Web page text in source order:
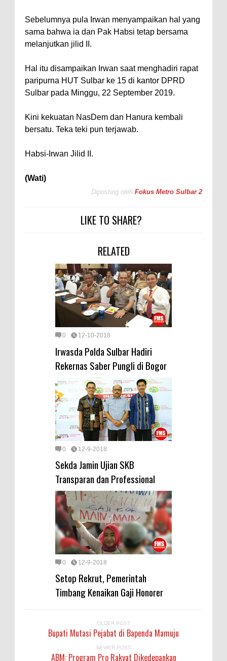
Sebelumnya pula Irwan menyampaikan hal yang
sama bahwa ia dan Pak Habsi tetap bersama
melanjutkan jilid II.
Hal itu disampaikan Irwan saat menghadiri rapat
paripurna HUT Sulbar ke 15 di kantor DPRD
Sulbar pada Minggu, 22 September 2019.
Kini kekuatan NasDem dan Hanura kembali
bersatu. Teka teki pun terjawab.
Habsi-Irwan Jilid II.
(Wati)
Diposting oleh Fokus Metro Sulbar 2
LIKE TO SHARE?
RELATED
0 12-10-2018
Irwasda Polda Sulbar Hadiri
Rekernas Saber Pungli di Bogor
0 12-9-2018
Sekda Jamin Ujian SKB
Transparan dan Professional
0 12-9-2018
Setop Rekrut, Pemerintah
Timbang Kenaikan Gaji Honorer
OLDER POST
Bupati Mutasi Pejabat di Bapenda Mamuju
NEWER POST
ABM: Program Pro Rakyat Dikedepankan